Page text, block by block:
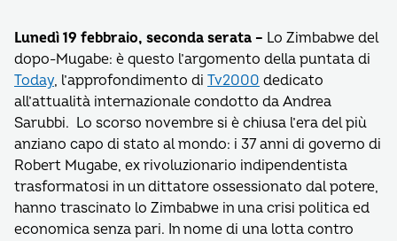
Lunedì 19 febbraio, seconda serata – Lo Zimbabwe del
dopo-Mugabe: è questo l’argomento della puntata di
Today, l’approfondimento di Tv2000 dedicato
all’attualità internazionale condotto da Andrea
Sarubbi. Lo scorso novembre si è chiusa l’era del più
anziano capo di stato al mondo: i 37 anni di governo di
Robert Mugabe, ex rivoluzionario indipendentista
trasformatosi in un dittatore ossessionato dal potere,
hanno trascinato lo Zimbabwe in una crisi politica ed
economica senza pari. In nome di una lotta contro